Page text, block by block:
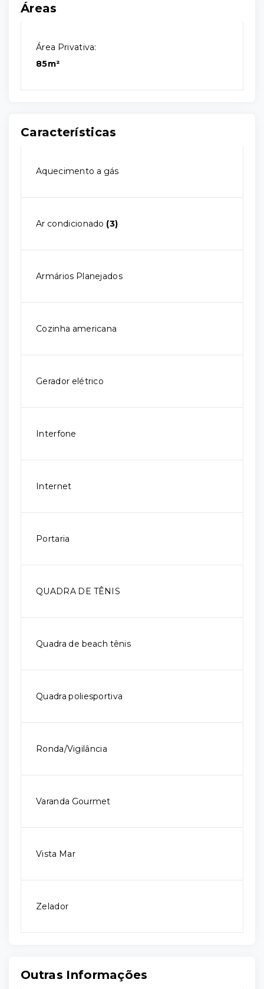
Áreas
Área Privativa:
85m²
Características
Aquecimento a gás
Ar condicionado (3)
Armários Planejados
Cozinha americana
Gerador elétrico
Interfone
Internet
Portaria
QUADRA DE TÊNIS
Quadra de beach tênis
Quadra poliesportiva
Ronda/Vigilância
Varanda Gourmet
Vista Mar
Zelador
Outras Informações